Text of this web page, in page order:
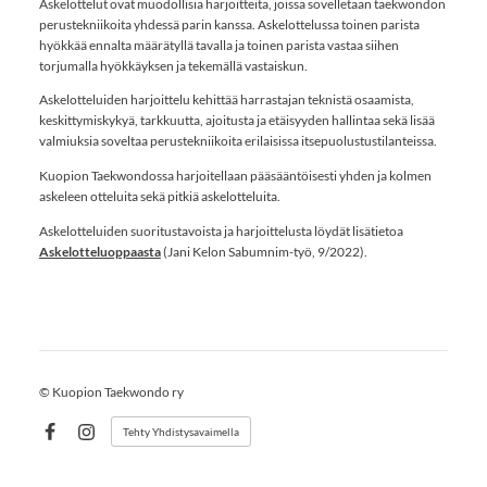
Askelottelut ovat muodollisia harjoitteita, joissa sovelletaan taekwondon
perustekniikoita yhdessä parin kanssa. Askelottelussa toinen parista
hyökkää ennalta määrätyllä tavalla ja toinen parista vastaa siihen
torjumalla hyökkäyksen ja tekemällä vastaiskun.
Askelotteluiden harjoittelu kehittää harrastajan teknistä osaamista,
keskittymiskykyä, tarkkuutta, ajoitusta ja etäisyyden hallintaa sekä lisää
valmiuksia soveltaa perustekniikoita erilaisissa itsepuolustustilanteissa.
Kuopion Taekwondossa harjoitellaan pääsääntöisesti yhden ja kolmen
askeleen otteluita sekä pitkiä askelotteluita.
Askelotteluiden suoritustavoista ja harjoittelusta löydät lisätietoa
Askelotteluoppaasta(Jani Kelon Sabumnim-työ, 9/2022).
© Kuopion Taekwondo ry
Instagram
Tehty Yhdistysavaimella